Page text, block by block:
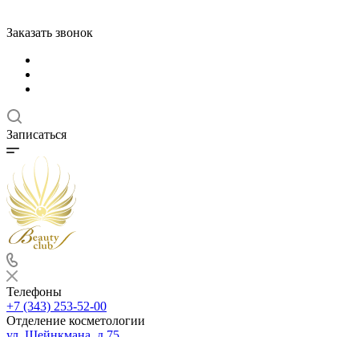
Заказать звонок
Записаться
Телефоны
+7 (343) 253-52-00
Отделение косметологии